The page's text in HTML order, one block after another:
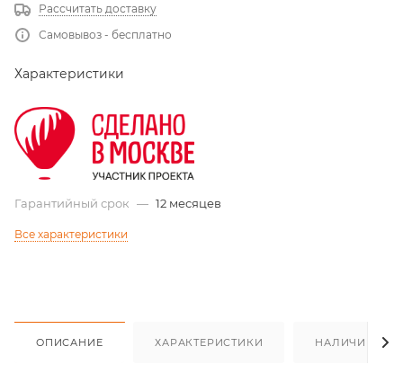
Рассчитать доставку
Самовывоз - бесплатно
Характеристики
Гарантийный срок — 12 месяцев
Все характеристики
ОПИСАНИЕ ХАРАКТЕРИСТИКИ НАЛИЧИЕ